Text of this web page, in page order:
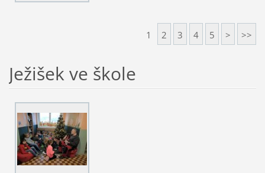
1 2 3 4 5 > >>
Ježišek ve škole